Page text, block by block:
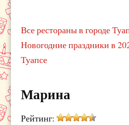
Все рестораны в городе
Новогодние праздники в
Туапсе
Марина
Рейтинг: